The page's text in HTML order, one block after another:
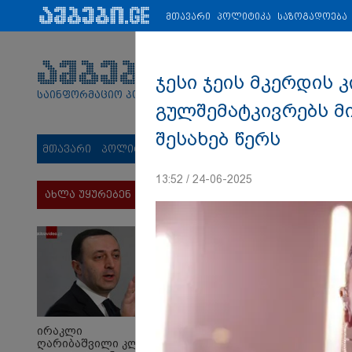
პარტნიორები: ახალი ამბები ეკონომიკა ვიდეო
საინფორმაციო პორტალი
მთავარი პოლიტიკა საზოგადოება
ახლა უყურებენ
ირაკლი
ღარიბაშვილი კლინიკაში
მთავარი პოლიტიკა საზოგადოება
ჯესი ჯეის მკერდის
გულშემატკივრებს
შესახებ წერს
13:52 / 24-06-2025